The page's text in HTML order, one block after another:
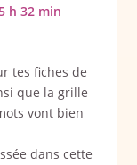
h 32 min
tes fiches de
que la grille
vont bien
dans cette